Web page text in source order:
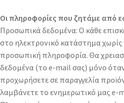
Οι πληροφορίες που ζητάμε από
Προσωπικά δεδομένα: Ο κάθε
στο ηλεκτρονικό κατάστημα
προσωπική πληροφορία. Θα
δεδομένα (το e-mail σας) μόνο όταν
προχωρήσετε σε παραγγελία
λαμβάνετε το ενημερωτικό μας e-